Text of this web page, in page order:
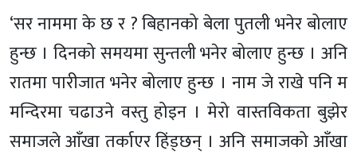
‘सर नाममा के छ र ? बिहानको बेला पुतली भनेर बोलाए
हुन्छ । दिनको समयमा सुन्तली भनेर बोलाए हुन्छ । अनि
रातमा पारीजात भनेर बोलाए हुन्छ । नाम जे राखे पनि म
मन्दिरमा चढाउने वस्तु होइन । मेरो वास्तविकता बुझेर
समाजले आँखा तर्काएर हिंड्छन् । अनि समाजको आँखा